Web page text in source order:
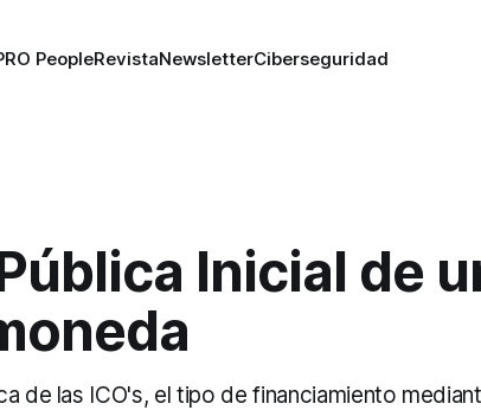
PeopleRevistaNewsletterCiberseguridad
Inicial de
de las ICO's, el tipo de financiamiento